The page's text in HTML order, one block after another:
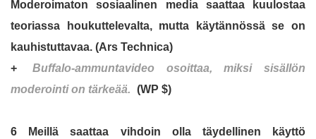
Moderoimaton sosiaalinen media saattaa kuulostaa
teoriassa houkuttelevalta, mutta käytännössä se on
kauhistuttavaa. (Ars Technica)
+
Buffalo-ammuntavideo osoittaa, miksi sisällön
moderointi on tärkeää. (WP $)
6 Meillä saattaa vihdoin olla täydellinen käyttö